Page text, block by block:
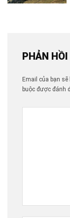
PHẢN HỒI
Email của bạn
buộc được đánh